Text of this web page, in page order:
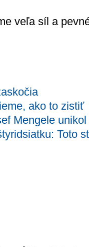
veľa síl a
ako to zistiť
Mengele
Toto